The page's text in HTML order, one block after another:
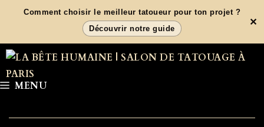
contenu
Comment choisir le meilleur tatoueur pour ton projet ?
Découvrir notre guide
✕
MENU